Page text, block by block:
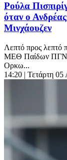
Ρούλα
όταν ο
Μινχάουζεν
Λεπτό προς λεπτό
ΜΕΘ Παίδων ΠΓΝΠ
Ορκω...
14:20 | Τετάρτη 05